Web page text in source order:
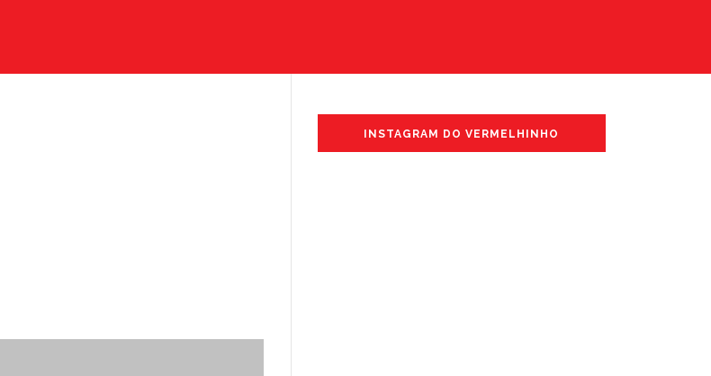
INSTAGRAM DO VERMELHINHO